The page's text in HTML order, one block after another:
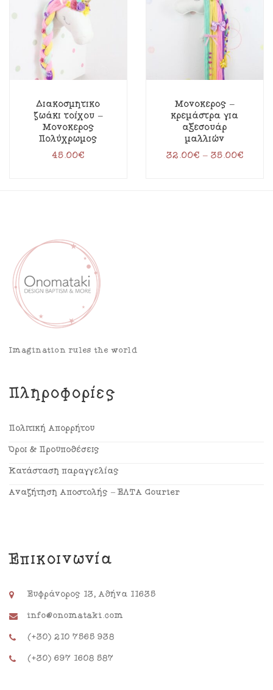
Διακοσμητικό
ζωάκι τοίχου –
Μονόκερος
Πολύχρωμος
45.00€
Μονόκερος –
κρεμάστρα για
αξεσουάρ
μαλλιών
32.00€ – 35.00€
Imagination rules the world
Πληροφορίες
Πολιτική Απορρήτου
Όροι & Προϋποθέσεις
Κατάσταση παραγγελίας
Αναζήτηση Αποστολής – ΕΛΤΑ Courier
Επικοινωνία
Ευφράνορος 13, Αθήνα 11635
info@onomataki.com
(+30) 210 7565 938
(+30) 697 1608 587